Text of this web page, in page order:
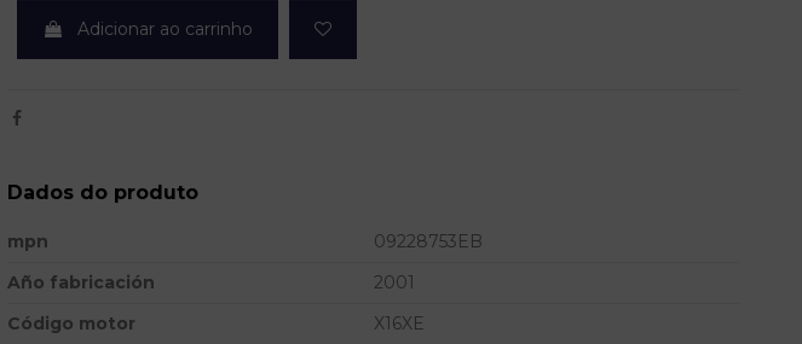
Adicionar ao carrinho
Dados do produto
mpn
09228753EB
Año fabricación
2001
Código motor
X16XE